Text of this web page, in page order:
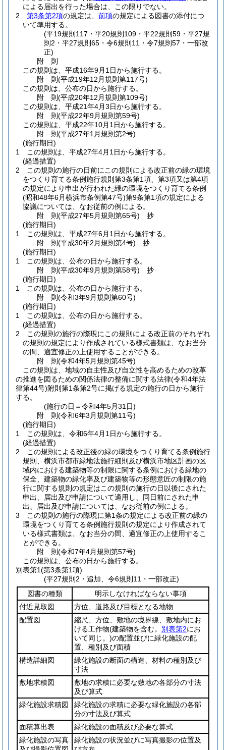
による届出を行った場合は、この限りでない。
2
第3条第2項の規定は、 前項の規定による図書の添付につ
いて準用する。
(平19規則117・平20規則109・平22規則59・平27規
則2・平27規則65・令6規則11・令7規則57・一部改
正)
附 則
この規則は、平成16年9月1日から施行する。
附 則(平成19年12月規則第117号)
この規則は、公布の日から施行する。
附 則(平成20年12月規則第109号)
この規則は、平成21年4月3日から施行する。
附 則(平成22年9月規則第59号)
この規則は、平成22年10月1日から施行する。
附 則(平成27年1月規則第2号)
(施行期日)
1
この規則は、平成27年4月1日から施行する。
(経過措置)
2
この規則の施行の日前にこの規則による改正前の緑の環境
をつくり育てる条例施行規則第3条第1項、第3項又は第4項
の規定により申出が行われた緑の環境をつくり育てる条例
(昭和48年6月横浜市条例第47号)第9条第1項の規定による
協議については、なお従前の例による。
附 則(平成27年5月規則第65号) 抄
(施行期日)
1
この規則は、平成27年6月1日から施行する。
附 則(平成30年2月規則第4号) 抄
(施行期日)
1
この規則は、公布の日から施行する。
附 則(平成30年9月規則第58号) 抄
(施行期日)
1
この規則は、公布の日から施行する。
附 則(令和3年9月規則第60号)
(施行期日)
1
この規則は、公布の日から施行する。
(経過措置)
2
この規則の施行の際現にこの規則による改正前のそれぞれ
の規則の規定により作成されている様式書類は、なお当分
の間、適宜修正の上使用することができる。
附 則(令和4年5月規則第45号)
この規則は、地域の自主性及び自立性を高めるための改革
の推進を図るための関係法律の整備に関する法律(令和4年法
律第44号)附則第1条第2号に掲げる規定の施行の日から施行
する。
(施行の日＝令和4年5月31日)
附 則(令和6年3月規則第11号)
(施行期日)
1
この規則は、令和6年4月1日から施行する。
(経過措置)
2
この規則による改正後の緑の環境をつくり育てる条例施行
規則、横浜市都市緑地法施行細則及び横浜市地区計画の区
域内における建築物等の制限に関する条例における緑地の
保全、建築物の緑化率及び建築物等の形態意匠の制限の施
行に関する規則の規定はこの規則の施行の日以後にされた
申出、届出及び申請について適用し、同日前にされた申
出、届出及び申請については、なお従前の例による。
3
この規則の施行の際現に第1条の規定による改正前の緑の
環境をつくり育てる条例施行規則の規定により作成されて
いる様式書類は、なお当分の間、適宜修正の上使用するこ
とができる。
附 則(令和7年4月規則第57号)
この規則は、公布の日から施行する。
別表第1(第3条第1項)
(平27規則2・追加、令6規則11・一部改正)
図書の種類
明示しなければならない事項
付近見取図
方位、道路及び目標となる地物
配置図
縮尺、方位、敷地の境界線、敷地内にお
ける工作物(建築物を含む。 別表第2にお
いて同じ。)の配置並びに緑化施設の配
置、種別及び面積
構造詳細図
緑化施設の断面の構造、材料の種別及び
寸法
敷地求積図
敷地の求積に必要な敷地の各部分の寸法
及び算式
緑化施設求積図
緑化施設の求積に必要な緑化施設の各部
分の寸法及び算式
面積算出表
緑化施設の面積及び必要な算式
緑化施設の写真
緑化施設の状況並びに写真撮影の位置及